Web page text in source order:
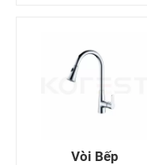
Vòi Bếp